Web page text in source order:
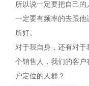
所以说一定要把自己
一定要有频率的去跟
所好。
对于我自身，还有对
个销售人，我们的客
户定位的人群？